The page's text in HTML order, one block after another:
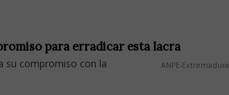
para erradicar esta lacra
ANPE-Extremadura
su compromiso con la